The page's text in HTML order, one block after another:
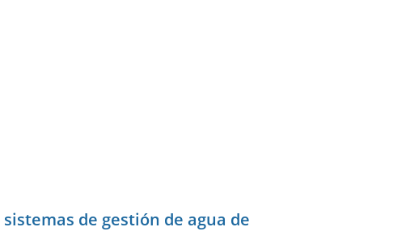
de gestión de agua de